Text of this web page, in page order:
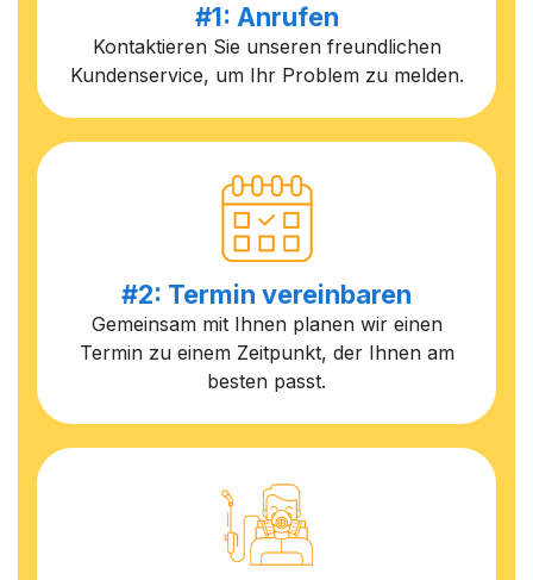
#1: Anrufen
Kontaktieren Sie unseren freundlichen
Kundenservice, um Ihr Problem zu melden.
#2: Termin vereinbaren
Gemeinsam mit Ihnen planen wir einen
Termin zu einem Zeitpunkt, der Ihnen am
besten passt.